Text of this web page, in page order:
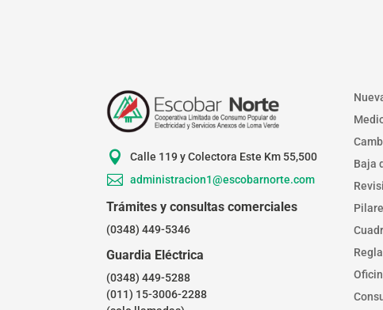
 Calle 119 y Colectora Este Km 55,500
 administracion1@escobarnorte.com
Trámites y consultas comerciales
(0348) 449-5346
Guardia Eléctrica
(0348) 449-5288
(011) 15-3006-2288
Baja